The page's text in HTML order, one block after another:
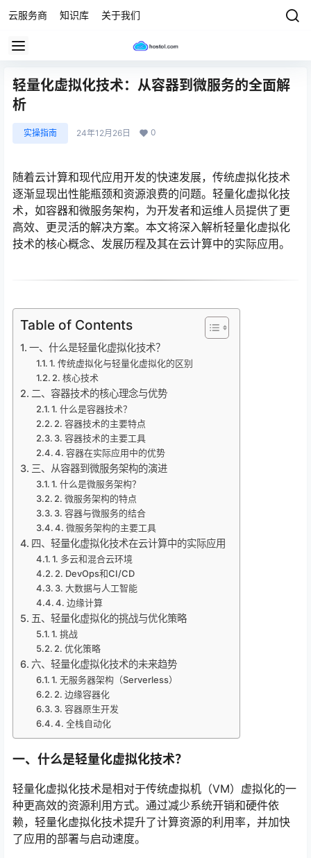
云服务商 知识库 关于我们
轻量化虚拟化技术：从容器到微服务的全面解
析
实操指南 24年12月26日 0
随着云计算和现代应用开发的快速发展，传统虚拟化技术
逐渐显现出性能瓶颈和资源浪费的问题。轻量化虚拟化技
术，如容器和微服务架构，为开发者和运维人员提供了更
高效、更灵活的解决方案。本文将深入解析轻量化虚拟化
技术的核心概念、发展历程及其在云计算中的实际应用。
Table of Contents
一、什么是轻量化虚拟化技术？
1. 传统虚拟化与轻量化虚拟化的区别
2. 核心技术
二、容器技术的核心理念与优势
1. 什么是容器技术？
2. 容器技术的主要特点
3. 容器技术的主要工具
4. 容器在实际应用中的优势
三、从容器到微服务架构的演进
1. 什么是微服务架构？
2. 微服务架构的特点
3. 容器与微服务的结合
4. 微服务架构的主要工具
四、轻量化虚拟化技术在云计算中的实际应用
1. 多云和混合云环境
2. DevOps和CI/CD
3. 大数据与人工智能
4. 边缘计算
五、轻量化虚拟化的挑战与优化策略
1. 挑战
2. 优化策略
六、轻量化虚拟化技术的未来趋势
1. 无服务器架构（Serverless）
2. 边缘容器化
3. 容器原生开发
4. 全栈自动化
一、什么是轻量化虚拟化技术？
轻量化虚拟化技术是相对于传统虚拟机（VM）虚拟化的一
种更高效的资源利用方式。通过减少系统开销和硬件依
赖，轻量化虚拟化技术提升了计算资源的利用率，并加快
了应用的部署与启动速度。